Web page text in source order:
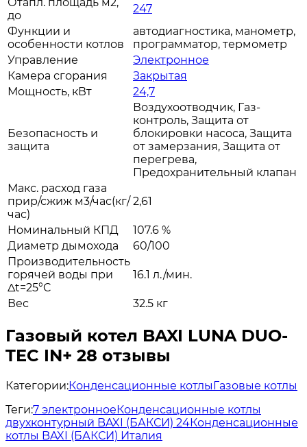
до
247
Функции и
особенности котлов
автодиагностика, манометр,
программатор, термометр
Управление
Электронное
Камера сгорания
Закрытая
Мощность, кВт
24,7
Безопасность и
защита
Воздухоотводчик, Газ-
контроль, Защита от
блокировки насоса, Защита
от замерзания, Защита от
перегрева,
Предохранительный клапан
Макс. расход газа
прир/сжиж м3/час(кг/
час)
2,61
Номинальный КПД
107.6 %
Диаметр дымохода
60/100
Производительность
горячей воды при
Δt=25°C
16.1 л./мин.
Вес 32.5 кг
Газовый котел BAXI LUNA DUO-
TEC IN+ 28 отзывы
Категории:Конденсационные котлыГазовые котлы
Теги:7 электронноеКонденсационные котлы
двухконтурный BAXI (БАКСИ) 24Конденсационные
котлы BAXI (БАКСИ) Италия